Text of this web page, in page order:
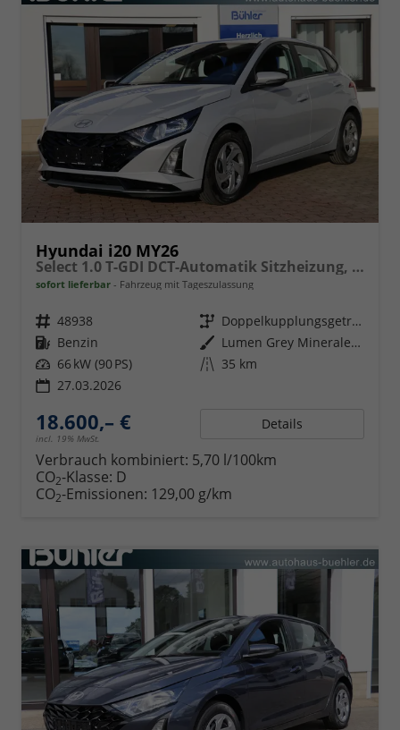
Hyundai i20 MY26
Select 1.0 T-GDI DCT-Automatik Sitzheizung, Navigation, Android Auto, Apple Carplay
sofort lieferbar Fahrzeug mit Tageszulassung
Fahrzeugnr. 48938 Getriebe
Doppelkupplungsgetriebe (DSG)
Kraftstoff Benzin Außenfarbe
Lumen Grey Mineraleffekt
Leistung 66 kW (90 PS) Kilometerstand 35 km
27.03.2026
18.600,– €
incl. 19% MwSt.
Details
Verbrauch kombiniert: 5,70 l/100km
CO2-Klasse: D
CO2-Emissionen: 129,00 g/km